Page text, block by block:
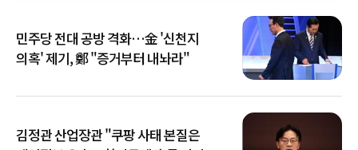
민주당 전대 공방 격화…金 '신천지
의혹' 제기, 鄭 "증거부터 내놔라"
김정관 산업장관 "쿠팡 사태 본질은